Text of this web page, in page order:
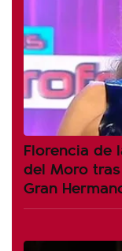
Florencia de
del Moro
Gran